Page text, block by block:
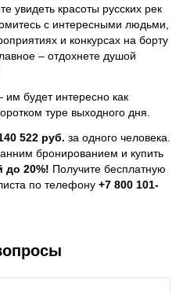
увидеть красоты русских рек
с интересными людьми,
и конкурсах на борту
– отдохнете душой
будет интересно как
туре выходного дня.
522 руб. за одного человека.
бронированием и купить
до 20%! Получите бесплатную
по телефону +7 800 101-